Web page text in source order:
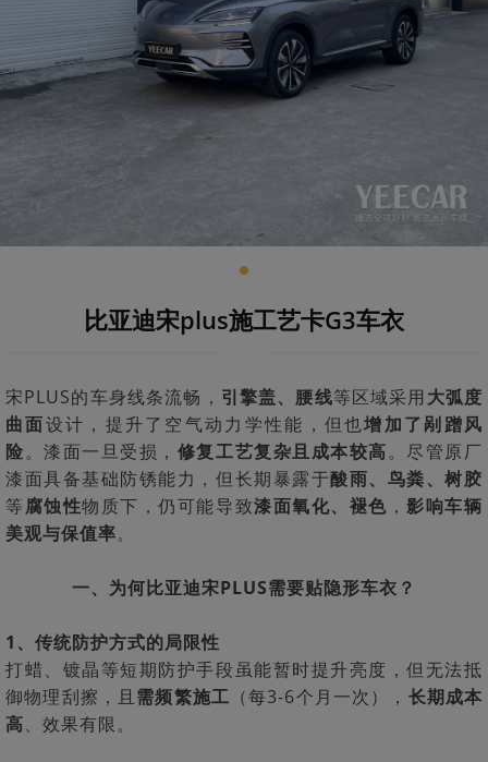
比亚迪宋plus施工艺卡G3车衣
宋PLUS的车身线条流畅， 引擎盖、腰线等区域采用 大弧度
曲面设计，提升了空气动力学性能，但也增加了剐蹭风
险。漆面一旦受损， 修复工艺复杂且成本较高。尽管原厂
漆面具备基础防锈能力，但长期暴露于酸雨、鸟粪、树胶
等腐蚀性物质下，仍可能导致漆面氧化、褪色 ，影响车辆
美观与保值率。
一、为何比亚迪宋PLUS需要贴隐形车衣？
1、传统防护方式的局限性
打蜡、镀晶等短期防护手段虽能暂时提升亮度，但无法抵
御物理刮擦，且 需频繁施工 （每3-6个月一次）， 长期成本
高、效果有限。